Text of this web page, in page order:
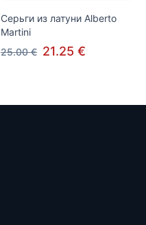
Серьги из латуни Alberto
Martini
25.00 € 21.25 €